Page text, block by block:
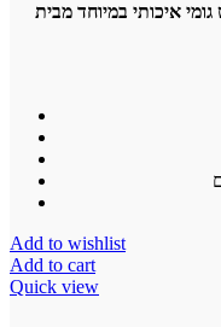
Add to wishlist
Add to cart
Quick view